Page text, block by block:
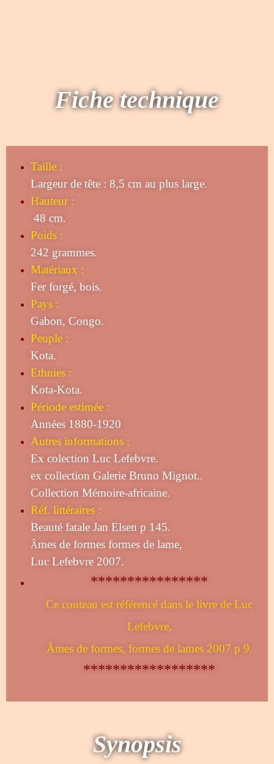
Fiche technique
Taille :
Largeur de tête : 8,5 cm au plus large.
Hauteur :
48 cm.
Poids :
242 grammes.
Matériaux :
Fer forgé, bois.
Pays :
Gabon, Congo.
Peuple :
Kota.
Ethnies :
Kota-Kota.
Période estimée :
Années 1880-1920
Autres informations :
Ex colection Luc Lefebvre.
ex collection Galerie Bruno Mignot..
Collection Mémoire-africaine.
Réf. littéraires :
Beauté fatale Jan Elsen p 145.
Âmes de formes formes de lame,
Luc Lefebvre 2007.
****************
Ce couteau est référencé dans le livre de Luc
Lefebvre,
Âmes de formes, formes de lames 2007 p 9.
******************
Synopsis